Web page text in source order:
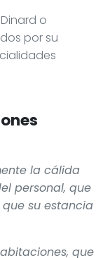
o
por su
la cálida
personal, que
su estancia
que